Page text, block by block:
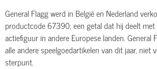
General Flagg werd in België en Nederland
productcode 67390, een getal dat hij deelt
actiefiguur in andere Europese landen. General
alle andere speelgoedartikelen van dit jaar, niet
sterpunt.